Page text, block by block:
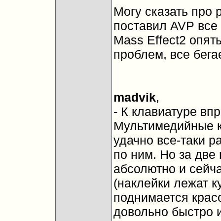
Могу сказать
поставил AVP
Mass Effect2
проблем, все
madvik,
- К клавиатуре
Мультимедийные
удачно все-таки
по ним. Но за две
абсолютно и
(наклейки лежат
поднимается
довольно быстро